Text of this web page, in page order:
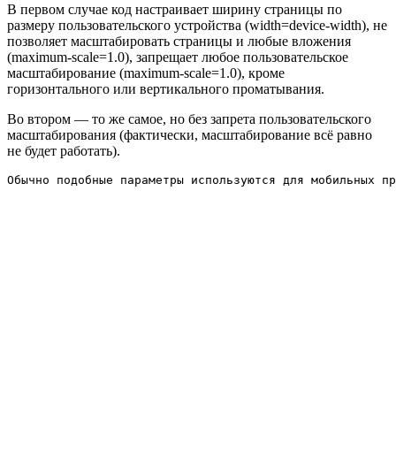
В первом случае код настраивает ширину страницы по
размеру пользовательского устройства (width=device-width), не
позволяет масштабировать страницы и любые вложения
(maximum-scale=1.0), запрещает любое пользовательское
масштабирование (maximum-scale=1.0), кроме
горизонтального или вертикального проматывания.
Во втором — то же самое, но без запрета пользовательского
масштабирования (фактически, масштабирование всё равно
не будет работать).
Обычно подобные параметры используются для